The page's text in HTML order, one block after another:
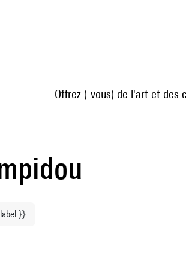
Offrez (-vous) de l'art et des
}}